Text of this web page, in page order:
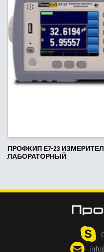
ПРОФКИП Е7-23
ЛАБОРАТОРНЫЙ